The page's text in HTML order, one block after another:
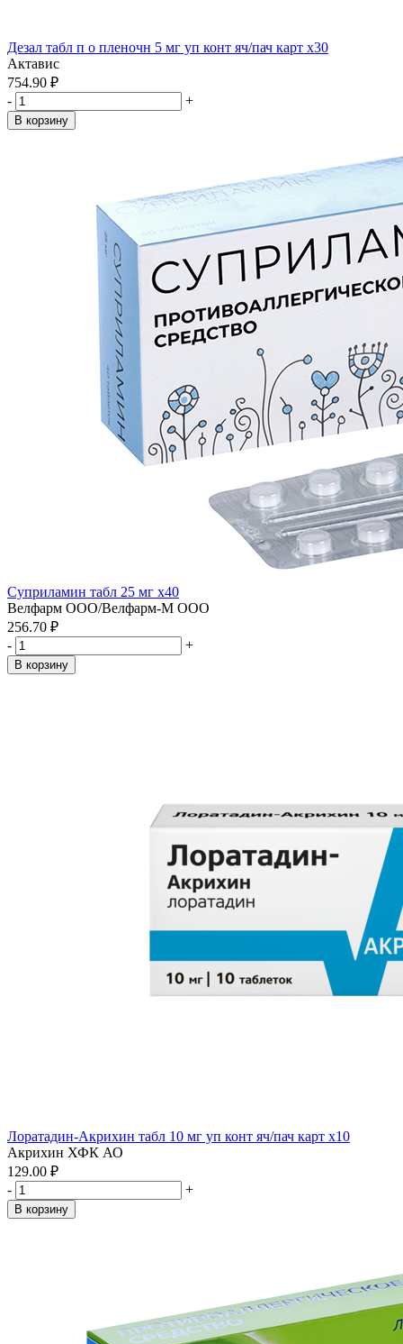
Дезал табл п о пленочн 5 мг уп конт яч/пач карт x30
Актавис
754.90 ₽
-
+
В корзину
Суприламин табл 25 мг x40
Велфарм ООО/Велфарм-М ООО
256.70 ₽
-
+
В корзину
Лоратадин-Акрихин табл 10 мг уп конт яч/пач карт x10
Акрихин ХФК АО
129.00 ₽
-
+
В корзину